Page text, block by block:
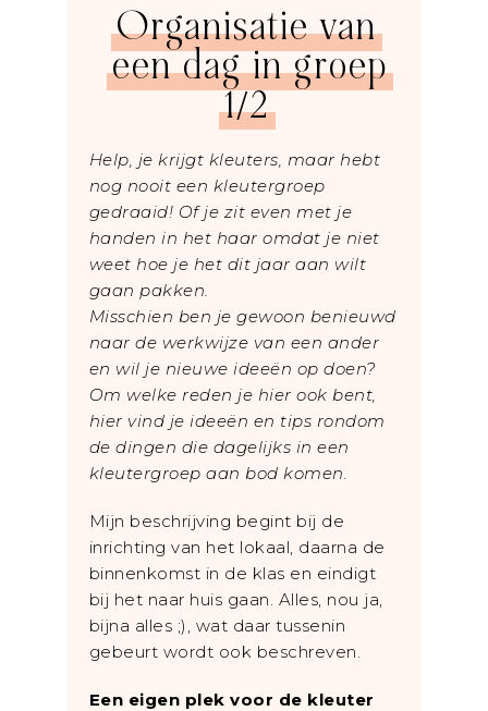
Organisatie van
een dag in groep
1/2
Help, je krijgt kleuters, maar hebt
nog nooit een kleutergroep
gedraaid! Of je zit even met je
handen in het haar omdat je niet
weet hoe je het dit jaar aan wilt
gaan pakken.
Misschien ben je gewoon benieuwd
naar de werkwijze van een ander
en wil je nieuwe ideeën op doen?
Om welke reden je hier ook bent,
hier vind je ideeën en tips rondom
de dingen die dagelijks in een
kleutergroep aan bod komen.
Mijn beschrijving begint bij de
inrichting van het lokaal, daarna de
binnenkomst in de klas en eindigt
bij het naar huis gaan. Alles, nou ja,
bijna alles ;), wat daar tussenin
gebeurt wordt ook beschreven.
Een eigen plek voor de kleuter